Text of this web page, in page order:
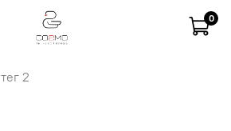
0
тег 2